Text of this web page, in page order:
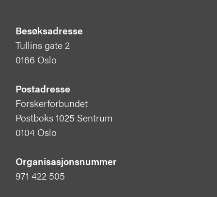
Besøksadresse
Tullins gate 2
0166 Oslo
Postadresse
Forskerforbundet
Postboks 1025 Sentrum
0104 Oslo
Organisasjonsnummer
971 422 505